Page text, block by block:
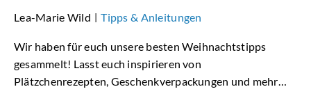
Lea-Marie Wild | Tipps & Anleitungen
Wir haben für euch unsere besten Weihnachtstipps
gesammelt! Lasst euch inspirieren von
Plätzchenrezepten, Geschenkverpackungen und mehr…